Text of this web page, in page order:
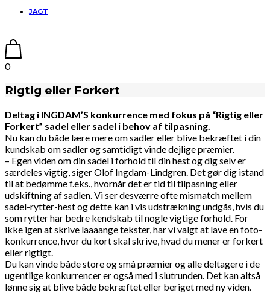
JAGT
0
Rigtig eller Forkert
Deltag i INGDAM’S konkurrence med fokus på “Rigtig eller
Forkert” sadel eller sadel i behov af tilpasning.
Nu kan du både lære mere om sadler eller blive bekræftet i din
kundskab om sadler og samtidigt vinde dejlige præmier.
– Egen viden om din sadel i forhold til din hest og dig selv er
særdeles vigtig, siger Olof Ingdam-Lindgren. Det gør dig istand
til at bedømme f.eks., hvornår det er tid til tilpasning eller
udskiftning af sadlen. Vi ser desværre ofte mismatch mellem
sadel-rytter-hest og dette kan i vis udstrækning undgås, hvis du
som rytter har bedre kendskab til nogle vigtige forhold. For
ikke igen at skrive laaaange tekster, har vi valgt at lave en foto-
konkurrence, hvor du kort skal skrive, hvad du mener er forkert
eller rigtigt.
Du kan vinde både store og små præmier og alle deltagere i de
ugentlige konkurrencer er også med i slutrunden. Det kan altså
lønne sig at blive både bekræftet eller beriget med ny viden.